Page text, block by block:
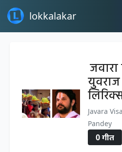
lokkalakar
Javara
Pandey
0 गीत